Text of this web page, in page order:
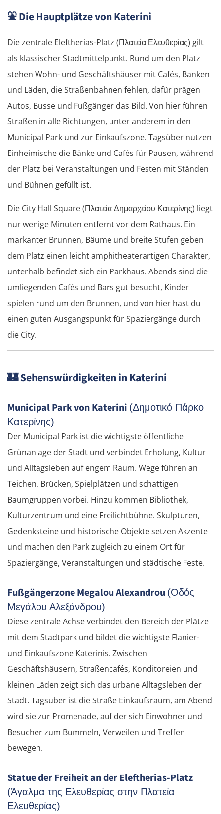
⛲Die Hauptplätze von Katerini
Die zentrale Eleftherias-Platz (Πλατεία Ελευθερίας) gilt
als klassischer Stadtmittelpunkt. Rund um den Platz
stehen Wohn- und Geschäftshäuser mit Cafés, Banken
und Läden, die Straßenbahnen fehlen, dafür prägen
Autos, Busse und Fußgänger das Bild. Von hier führen
Straßen in alle Richtungen, unter anderem in den
Municipal Park und zur Einkaufszone. Tagsüber nutzen
Einheimische die Bänke und Cafés für Pausen, während
der Platz bei Veranstaltungen und Festen mit Ständen
und Bühnen gefüllt ist.
Die City Hall Square (Πλατεία Δημαρχείου Κατερίνης) liegt
nur wenige Minuten entfernt vor dem Rathaus. Ein
markanter Brunnen, Bäume und breite Stufen geben
dem Platz einen leicht amphitheaterartigen Charakter,
unterhalb befindet sich ein Parkhaus. Abends sind die
umliegenden Cafés und Bars gut besucht, Kinder
spielen rund um den Brunnen, und von hier hast du
einen guten Ausgangspunkt für Spaziergänge durch
die City.
🏰Sehenswürdigkeiten in Katerini
Municipal Park von Katerini (Δημοτικό Πάρκο
Κατερίνης)
Der Municipal Park ist die wichtigste öffentliche
Grünanlage der Stadt und verbindet Erholung, Kultur
und Alltagsleben auf engem Raum. Wege führen an
Teichen, Brücken, Spielplätzen und schattigen
Baumgruppen vorbei. Hinzu kommen Bibliothek,
Kulturzentrum und eine Freilichtbühne. Skulpturen,
Gedenksteine und historische Objekte setzen Akzente
und machen den Park zugleich zu einem Ort für
Spaziergänge, Veranstaltungen und städtische Feste.
Fußgängerzone Megalou Alexandrou (Οδός
Μεγάλου Αλεξάνδρου)
Diese zentrale Achse verbindet den Bereich der Plätze
mit dem Stadtpark und bildet die wichtigste Flanier-
und Einkaufszone Katerinis. Zwischen
Geschäftshäusern, Straßencafés, Konditoreien und
kleinen Läden zeigt sich das urbane Alltagsleben der
Stadt. Tagsüber ist die Straße Einkaufsraum, am Abend
wird sie zur Promenade, auf der sich Einwohner und
Besucher zum Bummeln, Verweilen und Treffen
bewegen.
Statue der Freiheit an der Eleftherias-Platz
(Άγαλμα της Ελευθερίας στην Πλατεία
Ελευθερίας)